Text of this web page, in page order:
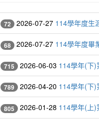
72 2026-07-27 114學年度生
68 2026-07-27 114學年度畢
715 2026-06-03 114學年(下)
789 2026-04-20 114學年(下)
805 2026-01-28 114學年(上)